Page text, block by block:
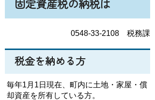
固定資産税の納税は
0548-33-2108 税務課
税金を納める方
毎年1月1日現在、町内に土地・家屋・償
却資産を所有している方。